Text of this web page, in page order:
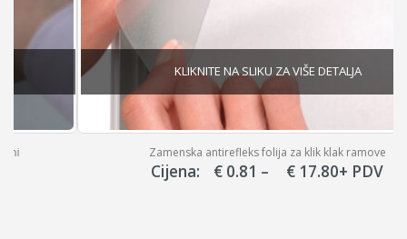
Zamenska antirefleks folija za klik klak ramove
€0.81– €17.80 Price
+ PDV